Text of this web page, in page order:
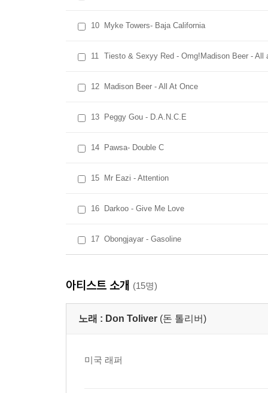
10 Myke Towers- Baja California
11 Tiesto & Sexyy Red - Omg!Madison Beer - All
12 Madison Beer - All At Once
13 Peggy Gou - D.A.N.C.E
14 Pawsa- Double C
15 Mr Eazi - Attention
16 Darkoo - Give Me Love
17 Obongjayar - Gasoline
아티스트 소개 (15명)
노래 : Don Toliver (돈 톨리버)
미국 래퍼